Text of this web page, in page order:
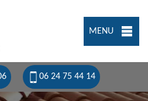
MENU
06 24 75 44 14